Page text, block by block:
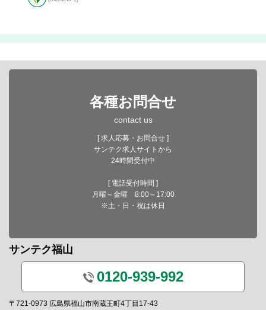
各種お問合せ
contact us
[ 求人応募・お問合せ ]
サンテク求人サイトから
24時間受付中
[ 電話受付時間 ]
月曜～金曜 8:00～17:00
※土・日・祝は休日
サンテク福山
0120-939-992
〒721-0973 広島県福山市南蔵王町4丁目17-43